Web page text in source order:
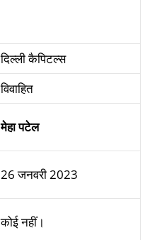
दिल्ली कैपिटल्स
विवाहित
मेहा पटेल
26 जनवरी 2023
कोई नहीं।